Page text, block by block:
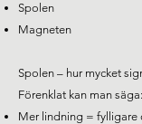
Spolen
Magneten
Spolen – hur mycket
Förenklat kan man säga:
Mer lindning = fylligare